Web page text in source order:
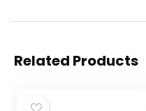
Related Products